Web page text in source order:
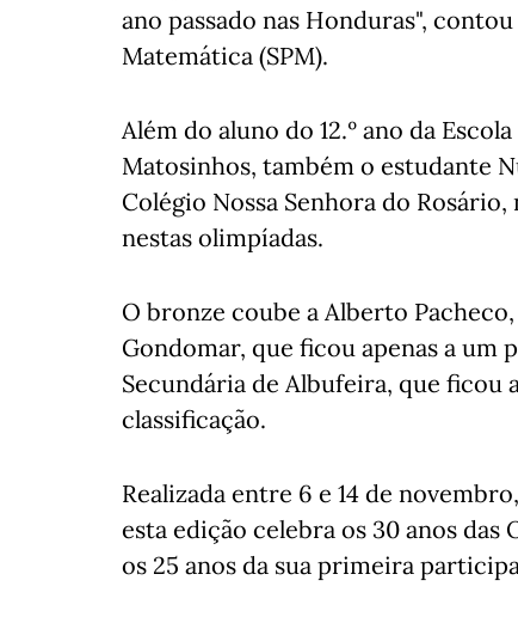
ano passado nas Honduras",
Matemática (SPM).
Além do aluno do 12.º ano da
Matosinhos, também o estudante
Colégio Nossa Senhora do
nestas olimpíadas.
O bronze coube a Alberto
Gondomar, que ficou apenas a um
Secundária de Albufeira, que ficou
classificação.
Realizada entre 6 e 14 de
esta edição celebra os 30 anos
os 25 anos da sua primeira